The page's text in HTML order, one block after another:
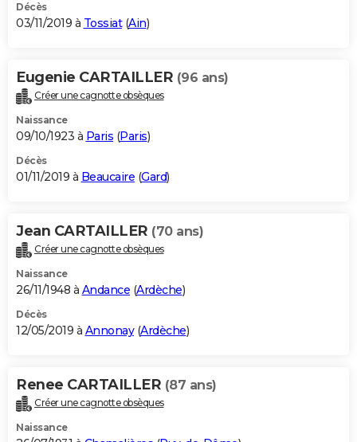
Décès
03/11/2019 à Tossiat(Ain)
Eugenie CARTAILLER (96 ans)
Créer une cagnotte obsèques
Naissance
09/10/1923 à Paris (Paris)
Décès
01/11/2019 à Beaucaire (Gard)
Jean CARTAILLER (70 ans)
Créer une cagnotte obsèques
Naissance
26/11/1948 à Andance (Ardèche)
Décès
12/05/2019 à Annonay(Ardèche)
Renee CARTAILLER (87 ans)
Créer une cagnotte obsèques
Naissance